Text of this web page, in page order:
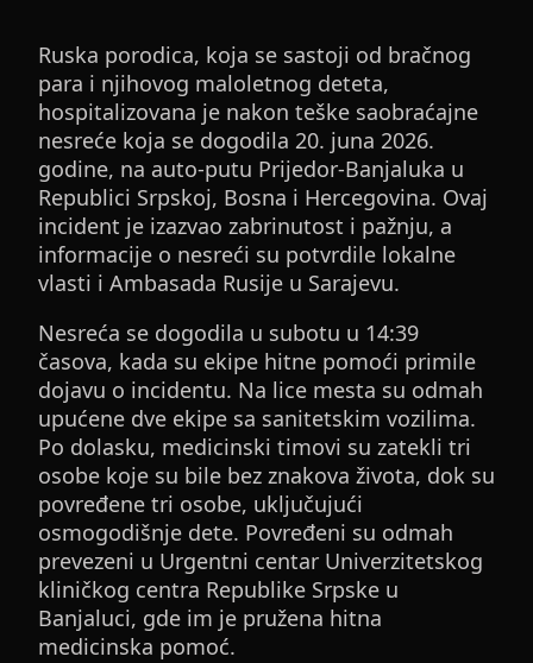
Ruska porodica, koja se sastoji od bračnog
para i njihovog maloletnog deteta,
hospitalizovana je nakon teške saobraćajne
nesreće koja se dogodila 20. juna 2026.
godine, na auto-putu Prijedor-Banjaluka u
Republici Srpskoj, Bosna i Hercegovina. Ovaj
incident je izazvao zabrinutost i pažnju, a
informacije o nesreći su potvrdile lokalne
vlasti i Ambasada Rusije u Sarajevu.
Nesreća se dogodila u subotu u 14:39
časova, kada su ekipe hitne pomoći primile
dojavu o incidentu. Na lice mesta su odmah
upućene dve ekipe sa sanitetskim vozilima.
Po dolasku, medicinski timovi su zatekli tri
osobe koje su bile bez znakova života, dok su
povređene tri osobe, uključujući
osmogodišnje dete. Povređeni su odmah
prevezeni u Urgentni centar Univerzitetskog
kliničkog centra Republike Srpske u
Banjaluci, gde im je pružena hitna
medicinska pomoć.